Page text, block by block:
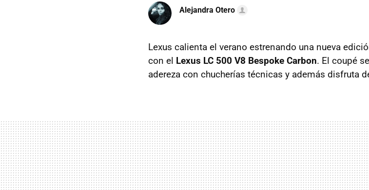
Alejandra Otero
Lexus calienta el verano estrenando una nueva
con el Lexus LC 500 V8 Bespoke Carbon. El coupé
adereza con chucherías técnicas y además disfruta